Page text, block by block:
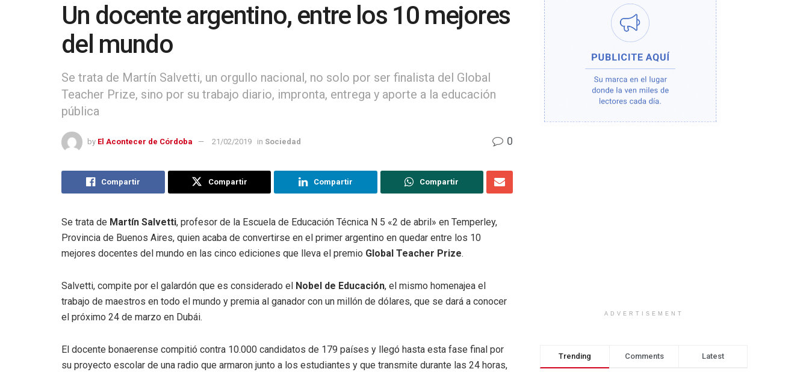
Un docente argentino, entre los 10 mejores
del mundo
Se trata de Martín Salvetti, un orgullo nacional, no solo por ser finalista del Global
Teacher Prize, sino por su trabajo diario, impronta, entrega y aporte a la educación
pública
by El Acontecer de Córdoba 21/02/2019 in Sociedad 0
Compartir Compartir Compartir Compartir
Se trata de Martín Salvetti, profesor de la Escuela de Educación Técnica N 5 «2 de abril» en Temperley,
Provincia de Buenos Aires, quien acaba de convertirse en el primer argentino en quedar entre los 10
mejores docentes del mundo en las cinco ediciones que lleva el premio Global Teacher Prize.
Salvetti, compite por el galardón que es considerado el Nobel de Educación, el mismo homenajea el
trabajo de maestros en todo el mundo y premia al ganador con un millón de dólares, que se dará a conocer
el próximo 24 de marzo en Dubái.
El docente bonaerense compitió contra 10.000 candidatos de 179 países y llegó hasta esta fase final por
su proyecto escolar de una radio que armaron junto a los estudiantes y que transmite durante las 24 horas,
ADVERTISEMENT
Trending Comments Latest